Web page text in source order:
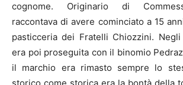
cognome. Originario di
raccontava di avere cominciato a 15
pasticceria dei Fratelli Chiozzini. Negli
era poi proseguita con il binomio
il marchio era rimasto sempre lo